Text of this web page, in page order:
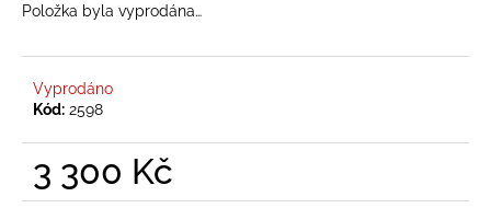
Položka byla vyprodána…
Vyprodáno
Kód: 2598
3 300 Kč
Měrná
o
u
č
u